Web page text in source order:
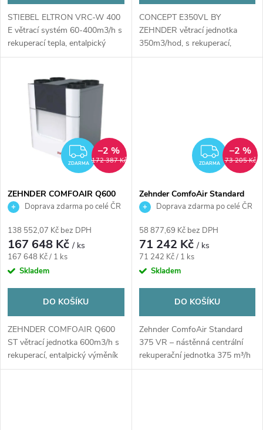
u
k
t
u
k
STIEBEL ELTRON VRC-W 400
E větrací systém 60-400m3/h s
rekuperací tepla, entalpický
výměník...
CONCEPT E350VL BY
ZEHNDER větrací jednotka
350m3/hod, s rekuperací,
předehřívací registr, levá,...
ZDARMA
ZDARMA 172 387 Kč
–2 %
ZEHNDER COMFOAIR Q600
ST větrací jednotka 600m3/h s
Doprava zdarma po celé ČR
138 552,07 Kč bez DPH
167 648 Kč/ ks
Měrná
cena:
167 648 Kč / 1 ks
Skladem
DO KOŠÍKU
ZEHNDER COMFOAIR Q600
ST větrací jednotka 600m3/h s
rekuperací, entalpický výměník
ZDARMA 73 205 Kč
–2 %
Zehnder ComfoAir Standard
375 VR – centrální rekuperační
předehřívací registr
Doprava zdarma po celé ČR
58 877,69 Kč bez DPH
71 242 Kč/ ks
Měrná
cena:
71 242 Kč / 1 ks
Skladem
DO KOŠÍKU
Zehnder ComfoAir Standard
375 VR – nástěnná centrální
rekuperační jednotka 375 m³/h
pro úsporné a...